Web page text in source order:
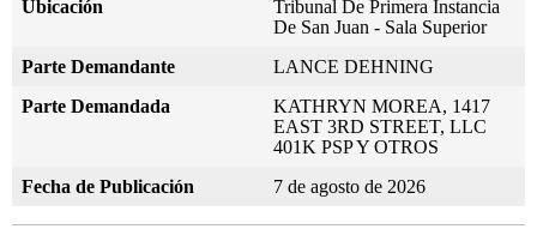
Ubicación
Tribunal De Primera Instancia
De San Juan - Sala Superior
Parte Demandante
LANCE DEHNING
Parte Demandada
KATHRYN MOREA, 1417
EAST 3RD STREET, LLC
401K PSP Y OTROS
Fecha de Publicación
7 de agosto de 2026